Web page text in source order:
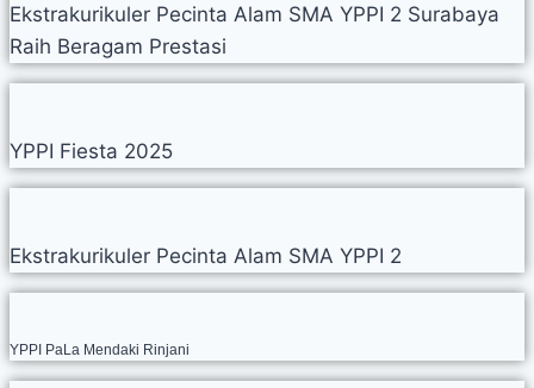
Ekstrakurikuler Pecinta Alam SMA YPPI 2 Surabaya
Raih Beragam Prestasi
YPPI Fiesta 2025
Ekstrakurikuler Pecinta Alam SMA YPPI 2
YPPI PaLa Mendaki Rinjani